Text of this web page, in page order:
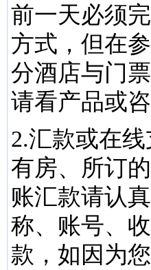
前一天必须
方式，但在
分酒店与门
请看产品或咨
2.汇款或在
有房、所订
账汇款请认
称、账号、
款，如因为